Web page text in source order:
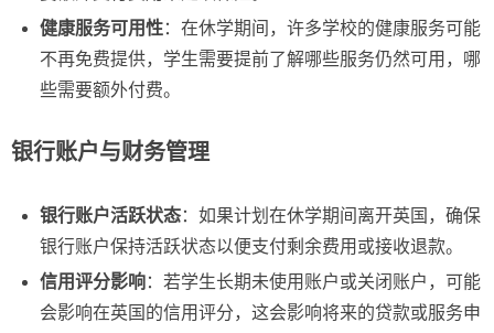
健康服务可用性：在休学期间，许多学校的健康服务可能
不再免费提供，学生需要提前了解哪些服务仍然可用，哪
些需要额外付费。
银行账户与财务管理
银行账户活跃状态：如果计划在休学期间离开英国，确保
银行账户保持活跃状态以便支付剩余费用或接收退款。
信用评分影响：若学生长期未使用账户或关闭账户，可能
会影响在英国的信用评分，这会影响将来的贷款或服务申